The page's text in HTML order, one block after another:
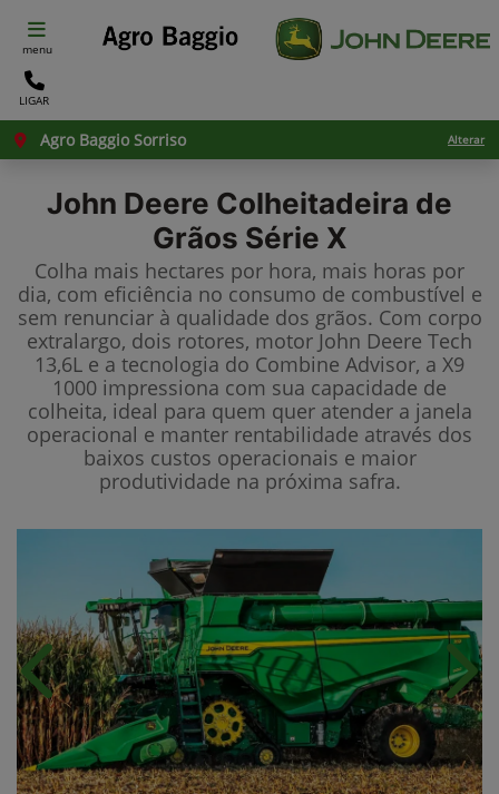
menu
LIGAR
Agro Baggio Sorriso Alterar
John Deere Colheitadeira de
Grãos Série X
Colha mais hectares por hora, mais horas por
dia, com eficiência no consumo de combustível e
sem renunciar à qualidade dos grãos. Com corpo
extralargo, dois rotores, motor John Deere Tech
13,6L e a tecnologia do Combine Advisor, a X9
1000 impressiona com sua capacidade de
colheita, ideal para quem quer atender a janela
operacional e manter rentabilidade através dos
baixos custos operacionais e maior
produtividade na próxima safra.
Anterior